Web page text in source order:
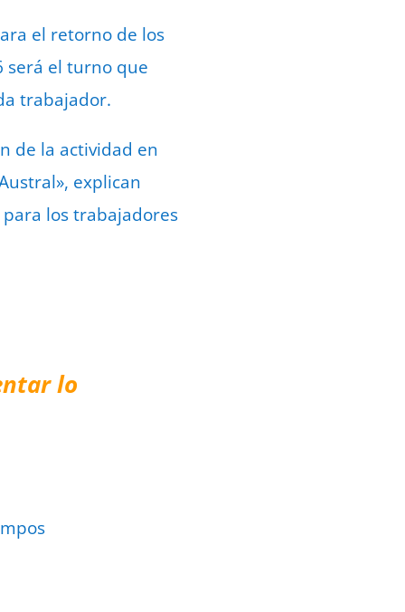
el retorno de los
será el turno que
trabajador.
de la actividad en
explican
los trabajadores
lo